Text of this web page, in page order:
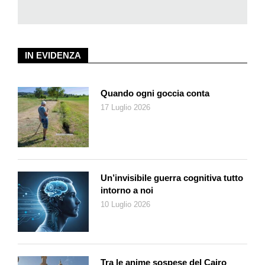
struttura in stile arabo circondata da palme, una fontana
assenza il parco è molto cambiato, c’è un po’ di tristezza nella
voce di Broglie: «Non posso dire che non sia tenuto bene. Ma
non è più la stessa cosa. L’atmosfera oggi è diversa, è quasi
kitsch. La magia è sparita. Alberi molto vecchi sono stati
tagliati. Vedi tutto subito, non c’è più l’incanto della scoperta. Se
giocassimo a nascondino qui non ci sarebbero posti per
nascondersi».
IN EVIDENZA
Quando ogni goccia conta
17 Luglio 2026
Un’invisibile guerra cognitiva tutto
intorno a noi
10 Luglio 2026
Tra le anime sospese del Cairo